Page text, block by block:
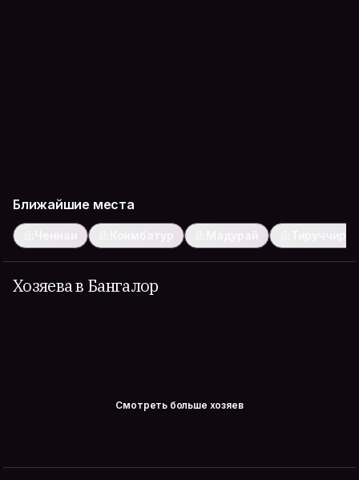
Ближайшие места
Ченнаи Коимбатур Мадурай
Хозяева в Бангалор
Смотреть больше хозяев